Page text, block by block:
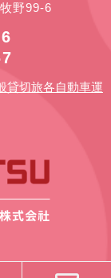
野99-6
貸切旅各自動車運